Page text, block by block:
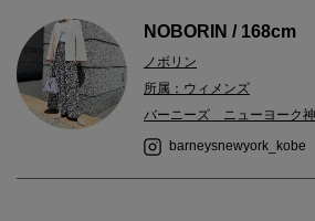
NOBORIN / 168cm
ノボリン
所属：ウィメンズ
バーニーズ ニューヨーク
barneysnewyork_kobe